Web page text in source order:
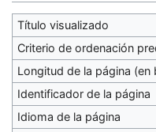
Título visualizado
Criterio de ordenación
Longitud de la página (en
Identificador de la página
Idioma de la página